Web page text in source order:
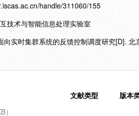
handle/311060/155
技术与智能信息处理实验室
向实时集群系统的反馈控制调度研究[D].
文献类型
版本